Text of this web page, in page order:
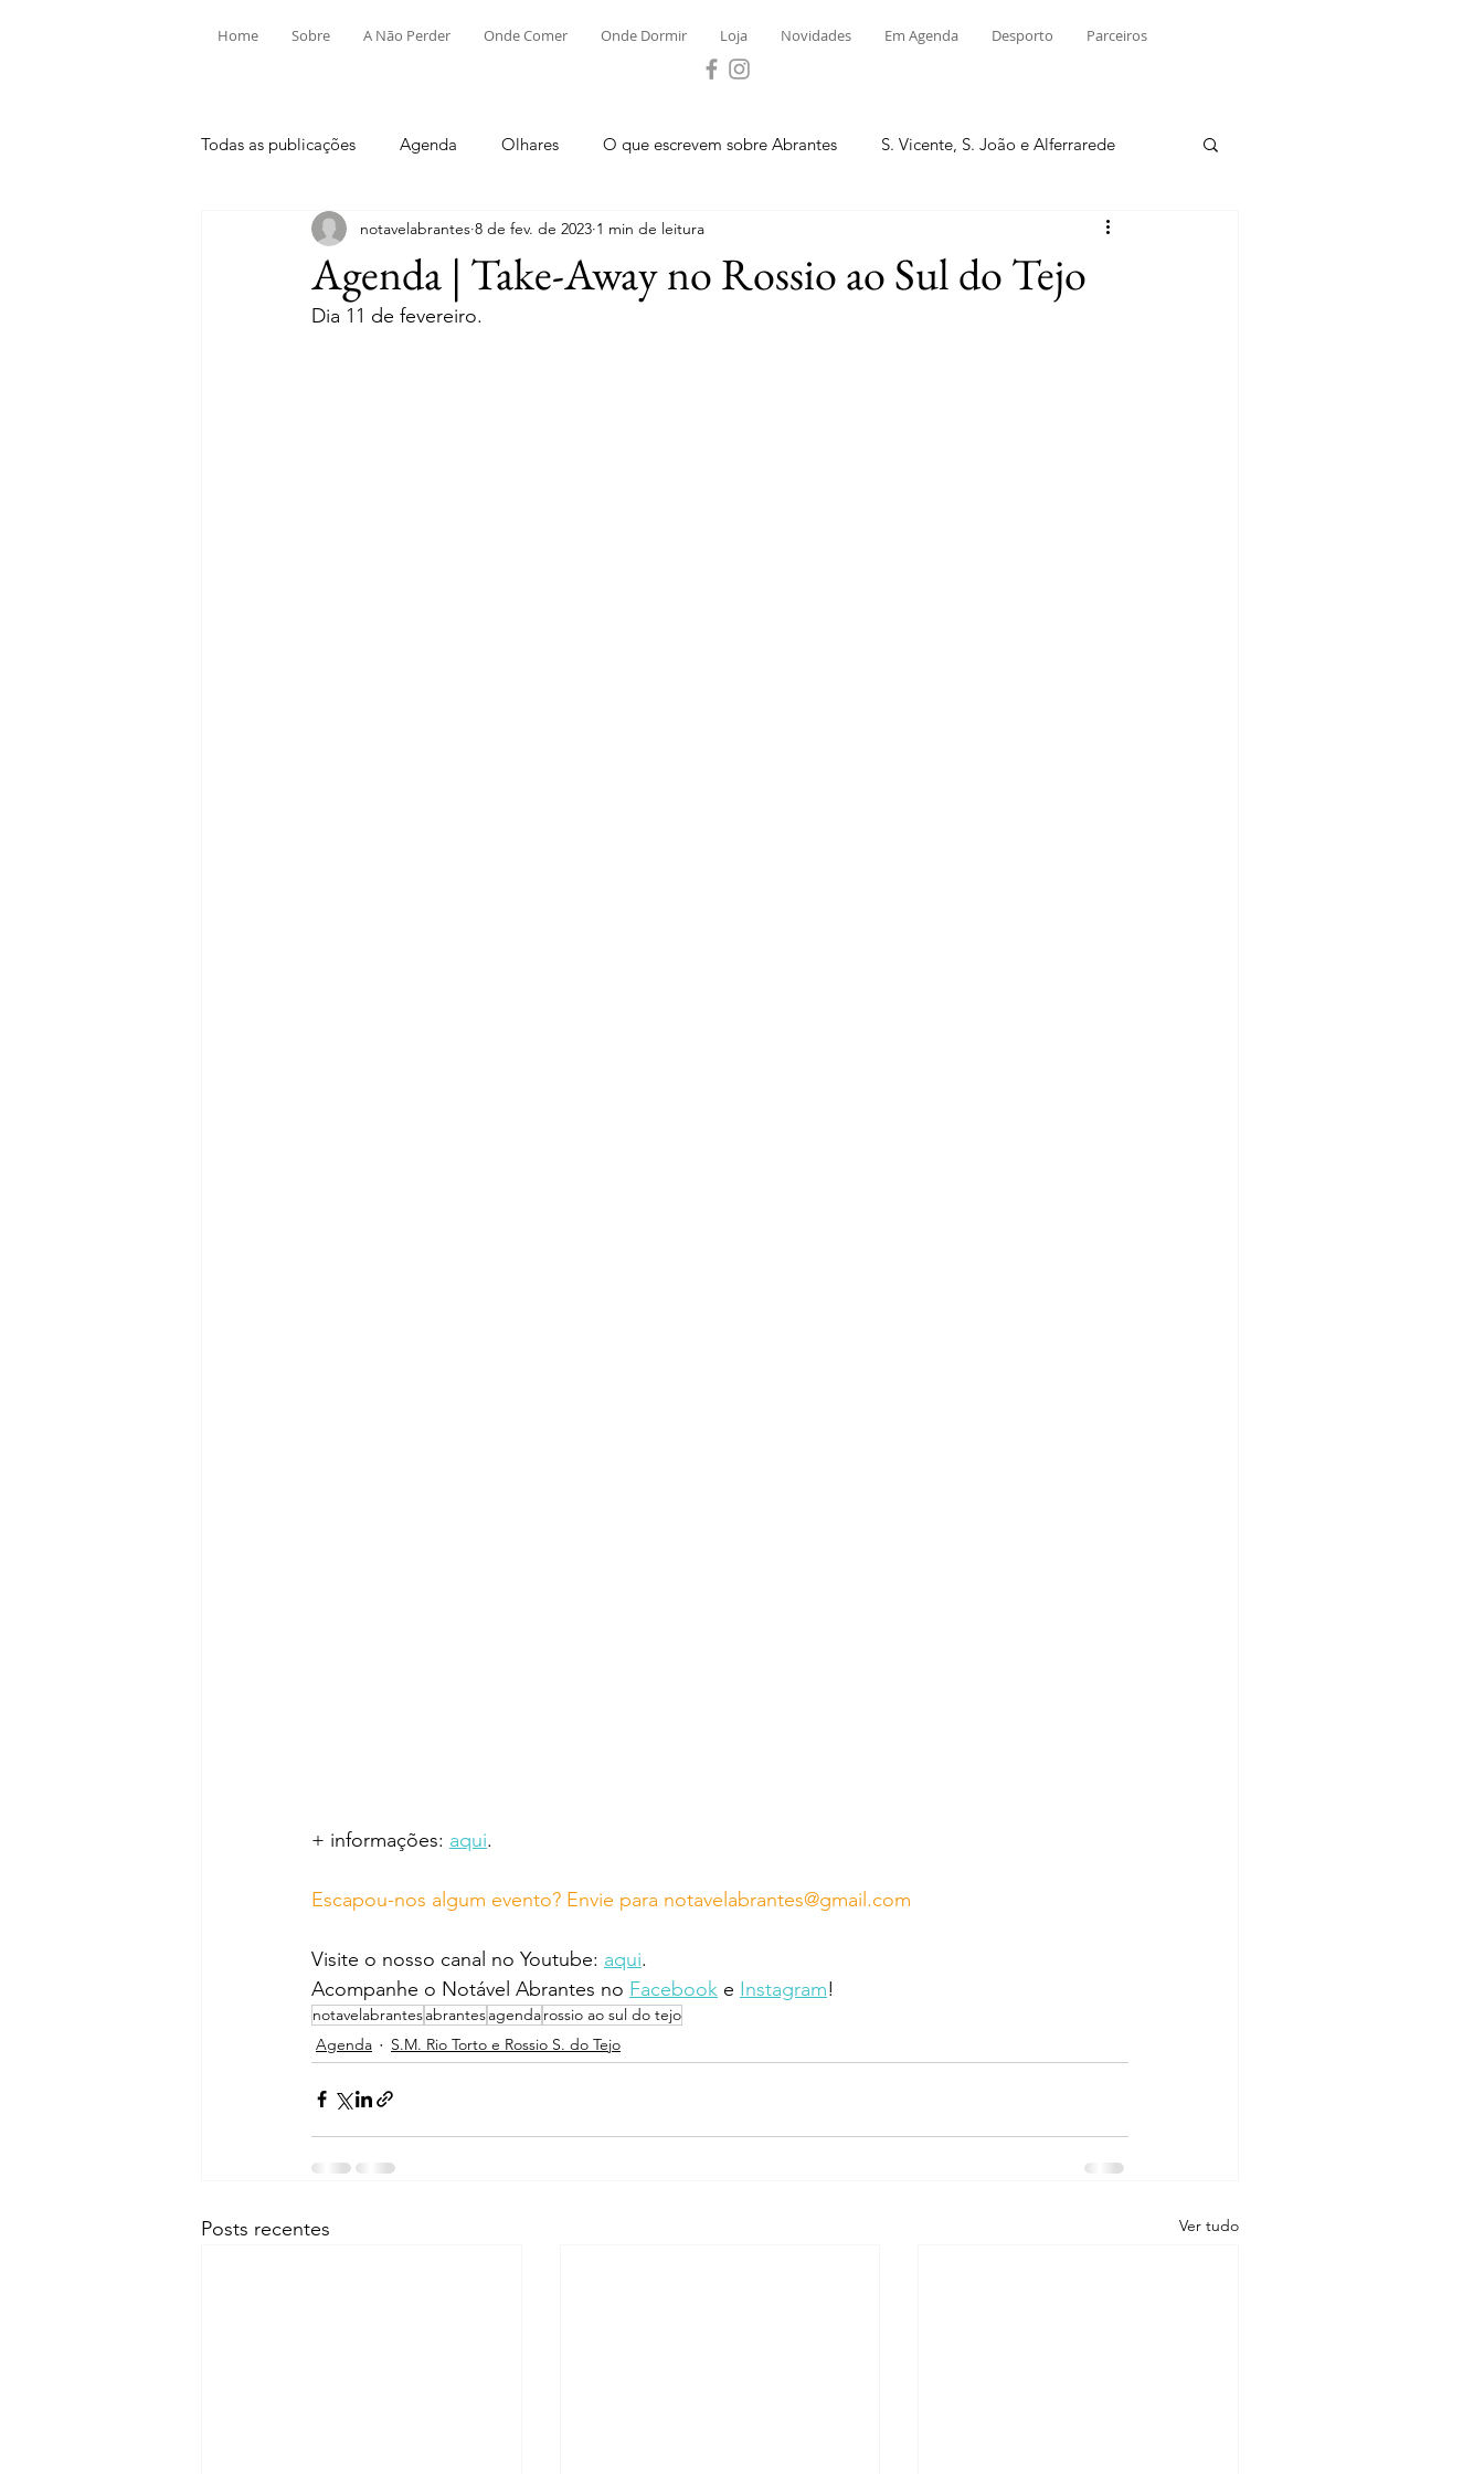
Home Sobre A Não Perder Onde Comer Onde Dormir Loja Novidades Em Agenda Desporto Parceiros
Todas as publicações Agenda Olhares O que escrevem sobre Abrantes S. Vicente, S. João e Alferrarede
Aldeia do Mato e Souto Alvega e Concavada Bemposta
Mouriscas Pego Rio de Moinhos
Agenda | Take-Away no Rossio ao Sul do Tejo
notavelabrantes 8 de fev. de 2023 1 min de leitura
Dia 11 de fevereiro.
+ informações: aqui.
Escapou-nos algum evento? Envie para notavelabrantes@gmail.com
Visite o nosso canal no Youtube: aqui.
Acompanhe o Notável Abrantes no Facebook e Instagram!
notavelabrantesabrantesagendarossio ao sul do tejo
Agenda
S.M. Rio Torto e Rossio S. do Tejo
Posts recentes Ver tudo